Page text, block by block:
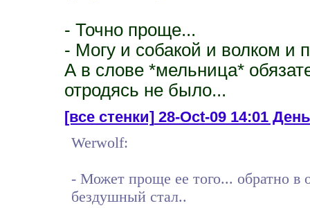
- Точно проще...
- Могу и собакой и волком и
А в слове *мельница*
отродясь не было...
[все стенки]28-Oct-09 14:01
Werwolf:
- Может проще ее того... обратно в
бездушный стал..